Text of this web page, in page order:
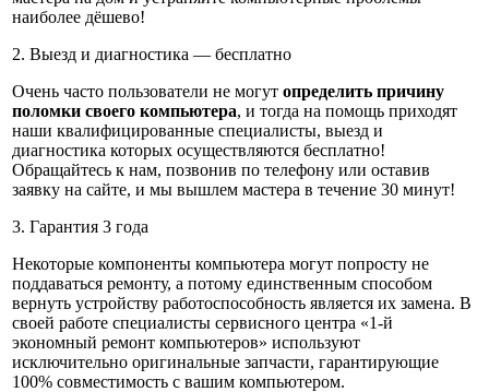
наиболее дёшево!
2. Выезд и диагностика — бесплатно
Очень часто пользователи не могут определить причину
поломки своего компьютера, и тогда на помощь приходят
наши квалифицированные специалисты, выезд и
диагностика которых осуществляются бесплатно!
Обращайтесь к нам, позвонив по телефону или оставив
заявку на сайте, и мы вышлем мастера в течение 30 минут!
3. Гарантия 3 года
Некоторые компоненты компьютера могут попросту не
поддаваться ремонту, а потому единственным способом
вернуть устройству работоспособность является их замена. В
своей работе специалисты сервисного центра «1-й
экономный ремонт компьютеров» используют
исключительно оригинальные запчасти, гарантирующие
100% совместимость с вашим компьютером.